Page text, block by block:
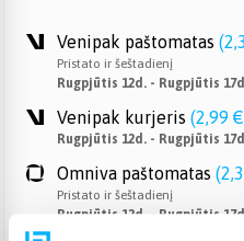
Venipak paštomatas (
Pristato ir šeštadienį
Rugpjūtis 12d. - Rugpjūtis
Venipak kurjeris (2,99 €
Rugpjūtis 12d. - Rugpjūtis
Omniva paštomatas (
Pristato ir šeštadienį
Rugpjūtis 12d. - Rugpjūtis 17d.